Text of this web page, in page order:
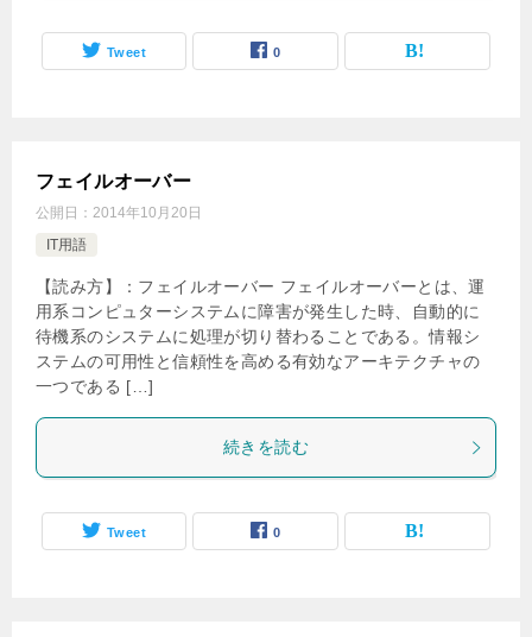
Tweet 0
フェイルオーバー
公開日： 2014年10月20日
IT用語
【読み方】：フェイルオーバー フェイルオーバーとは、運
用系コンピュターシステムに障害が発生した時、自動的に
待機系のシステムに処理が切り替わることである。情報シ
ステムの可用性と信頼性を高める有効なアーキテクチャの
一つである […]
続きを読む
Tweet 0